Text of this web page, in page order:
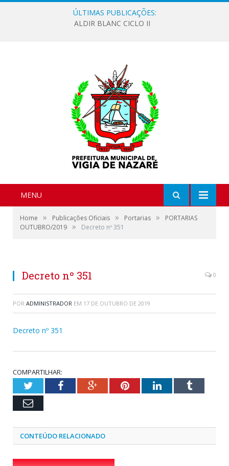
ÚLTIMAS PUBLICAÇÕES:
ALDIR BLANC CICLO II
MENU
Home » Publicações Oficiais » Portarias »
PORTARIAS
OUTUBRO/2019 » Decreto nº 351
Decreto nº 351 0
POR ADMINISTRADOR EM 17 DE OUTUBRO DE 2019
Decreto nº 351
COMPARTILHAR:
TwitterFacebookGoogle+PinterestLinkedInTumblr
Email
CONTEÚDO RELACIONADO